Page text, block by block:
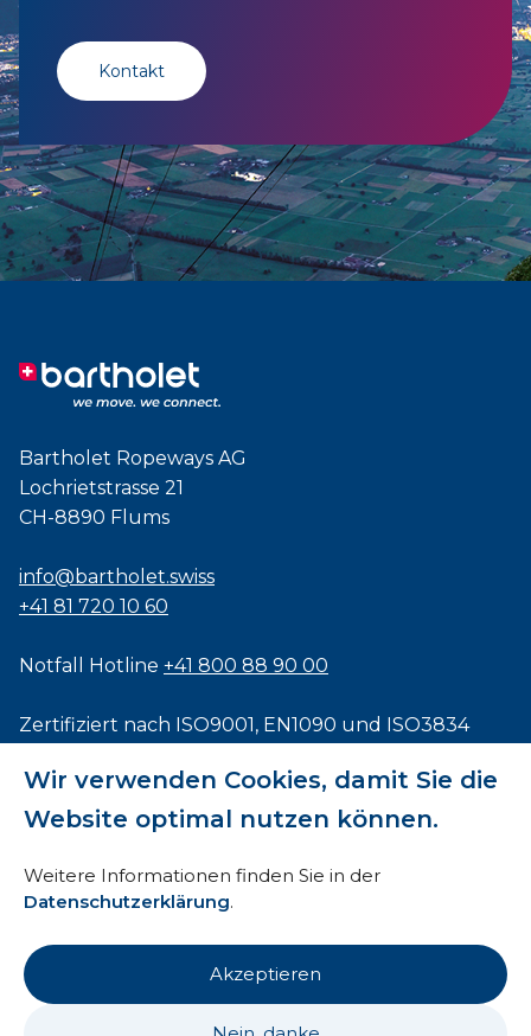
Wir verwenden Cookies, damit Sie die
Website optimal nutzen können.
Weitere Informationen finden Sie in der
Datenschutzerklärung.
Akzeptieren
Kontakt
Bartholet Ropeways AG
Lochrietstrasse 21
CH-8890 Flums
info@bartholet.swiss
+41 81 720 10 60
Notfall Hotline +41 800 88 90 00
Zertifiziert nach ISO9001, EN1090 und ISO3834
Impressum
HTI